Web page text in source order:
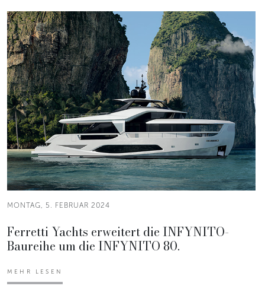
MONTAG, 5. FEBRUAR 2024
Ferretti Yachts erweitert die INFYNITO-
Baureihe um die INFYNITO 80.
MEHR LESEN